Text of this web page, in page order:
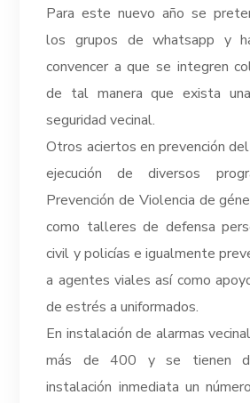
Para este nuevo año se
los grupos de whatsapp y
convencer a que se integren
de tal manera que exista
seguridad vecinal.
Otros aciertos en prevención
ejecución de diversos
Prevención de Violencia de
como talleres de defensa
civil y policías e igualmente
a agentes viales así como
de estrés a uniformados.
En instalación de alarmas
más de 400 y se tienen
instalación inmediata un